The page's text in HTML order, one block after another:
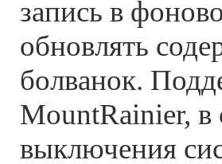
запись в
обновлять
болванок.
MountRainier, в
выключения